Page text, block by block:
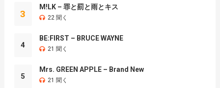
3
M!LK – 罪と罰と雨とキス
22 聞く
4
BE:FIRST – BRUCE WAYNE
21 聞く
5
Mrs. GREEN APPLE – Brand New
21 聞く